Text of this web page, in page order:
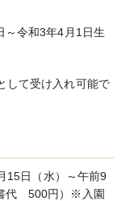
～令和3年4月1日生
して受け入れ可能で
15日（水）～午前9
代 500円）※入園